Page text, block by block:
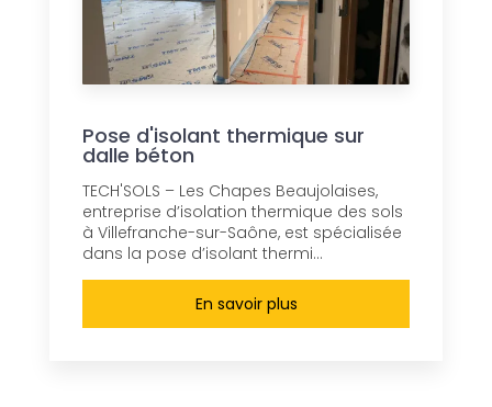
Pose d'isolant thermique sur
dalle béton
TECH'SOLS – Les Chapes Beaujolaises,
entreprise d’isolation thermique des sols
à Villefranche-sur-Saône, est spécialisée
dans la pose d’isolant thermi...
En savoir plus